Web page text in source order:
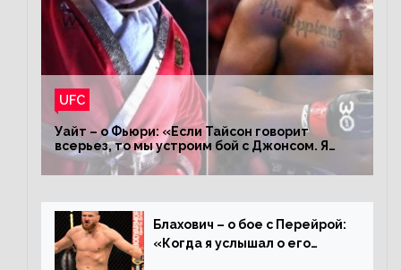
UFC
Уайт – о Фьюри: «Если Тайсон говорит
всерьез, то мы устроим бой с Джонсом. Я
заставил Флойда Мейвезера драться с
Конором»
Блахович – о бое с Перейрой:
«Когда я услышал о его